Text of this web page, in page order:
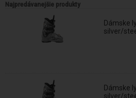
Najpredávanejšie produkty
Dámske
silver/steel
Dámske
silver/steel